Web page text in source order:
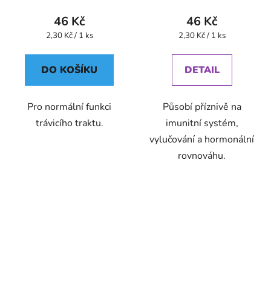
46 Kč
Měrná
2,30 Kč / 1 ks
DO KOŠÍKU
Pro normální funkci
trávicího traktu.
46 Kč
Měrná
2,30 Kč / 1 ks
DETAIL
Působí příznivě na
imunitní systém,
vylučování a hormonální
rovnováhu.